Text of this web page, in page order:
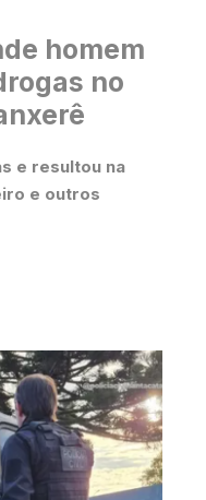
homem
no
e resultou na
e outros